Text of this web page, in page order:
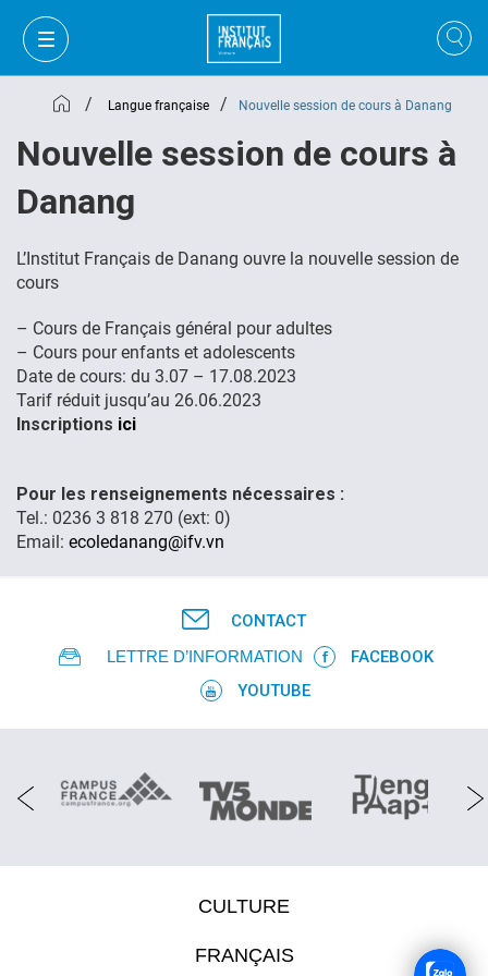
MON PANIER CONNEXION
/ Langue française / Nouvelle session de cours à Danang
Nouvelle session de cours à
Danang
L’Institut Français de Danang ouvre la nouvelle session de
cours
– Cours de Français général pour adultes
– Cours pour enfants et adolescents
Date de cours: du 3.07 – 17.08.2023
Tarif réduit jusqu’au 26.06.2023
Inscriptions ici
Pour les renseignements nécessaires :
Tel.: 0236 3 818 270 (ext: 0)
Email: ecoledanang@ifv.vn
CONTACT
LETTRE D’INFORMATION
FACEBOOK
YOUTUBE
CULTURE
FRANÇAIS